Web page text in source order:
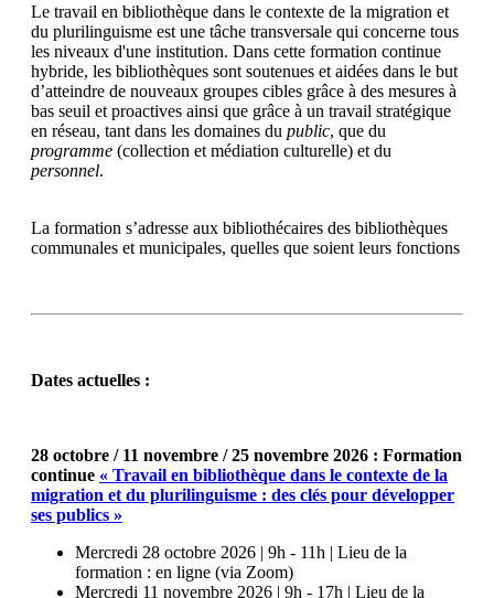
Le travail en bibliothèque dans le contexte de la migration et
du plurilinguisme est une tâche transversale qui concerne tous
les niveaux d'une institution. Dans cette formation continue
hybride, les bibliothèques sont soutenues et aidées dans le but
d’atteindre de nouveaux groupes cibles grâce à des mesures à
bas seuil et proactives ainsi que grâce à un travail stratégique
en réseau, tant dans les domaines du public, que du
programme (collection et médiation culturelle) et du
personnel.
La formation s’adresse aux bibliothécaires des bibliothèques
communales et municipales, quelles que soient leurs fonctions
Dates actuelles :
28 octobre / 11 novembre / 25 novembre 2026 : Formation
continue « Travail en bibliothèque dans le contexte de la
migration et du plurilinguisme : des clés pour développer
ses publics »
Mercredi 28 octobre 2026 | 9h - 11h | Lieu de la
formation : en ligne (via Zoom)
Mercredi 11 novembre 2026 | 9h - 17h | Lieu de la